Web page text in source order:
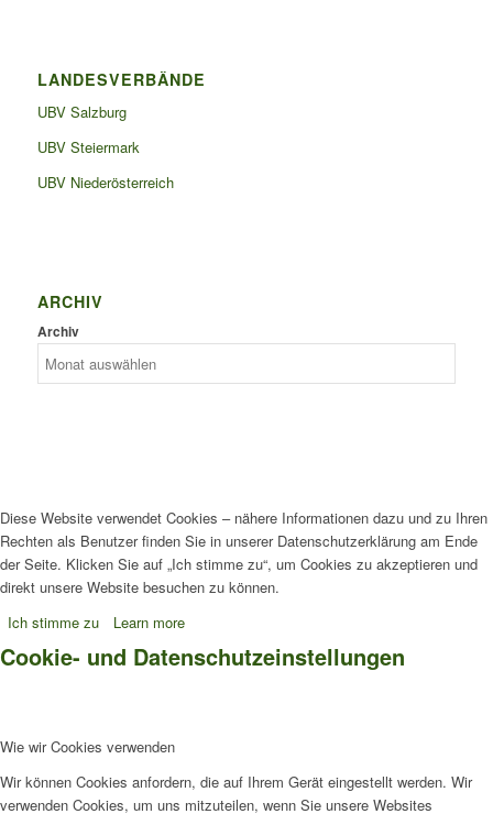
LANDESVERBÄNDE
UBV Salzburg
UBV Steiermark
UBV Niederösterreich
ARCHIV
Archiv
Diese Website verwendet Cookies – nähere Informationen dazu und zu Ihren
Rechten als Benutzer finden Sie in unserer Datenschutzerklärung am Ende
der Seite. Klicken Sie auf „Ich stimme zu“, um Cookies zu akzeptieren und
direkt unsere Website besuchen zu können.
Ich stimme zu
Learn more
Cookie- und Datenschutzeinstellungen
Wie wir Cookies verwenden
Wir können Cookies anfordern, die auf Ihrem Gerät eingestellt werden. Wir
verwenden Cookies, um uns mitzuteilen, wenn Sie unsere Websites